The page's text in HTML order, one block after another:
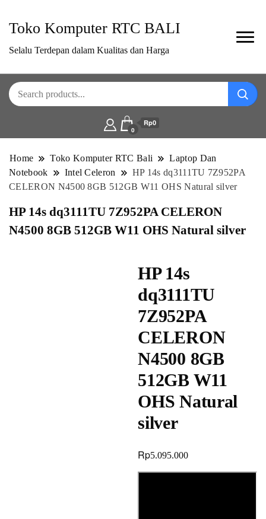
Toko Komputer RTC BALI
Selalu Terdepan dalam Kualitas dan Harga
0
Rp0
Home Toko Komputer RTC Bali
Laptop Dan
Notebook
Intel Celeron
HP 14s dq3111TU 7Z952PA
CELERON N4500 8GB 512GB W11 OHS Natural silver
HP 14s dq3111TU 7Z952PA CELERON
N4500 8GB 512GB W11 OHS Natural silver
HP 14s
dq3111TU
7Z952PA
CELERON
N4500 8GB
512GB W11
OHS Natural
silver
Rp5.095.000